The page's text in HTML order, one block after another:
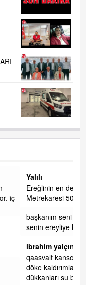
caddesi ve çevresidir.
da görmek isteriz
da olacaktır
aralarında asvalt döke
kaldı bi yağmurda